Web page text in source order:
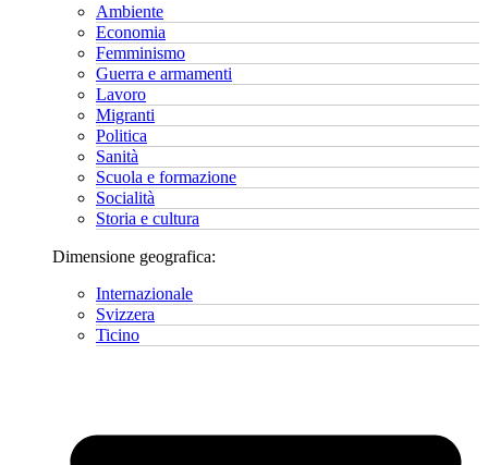
Ambiente
Economia
Femminismo
Guerra e armamenti
Lavoro
Migranti
Politica
Sanità
Scuola e formazione
Socialità
Storia e cultura
Dimensione geografica:
Internazionale
Svizzera
Ticino